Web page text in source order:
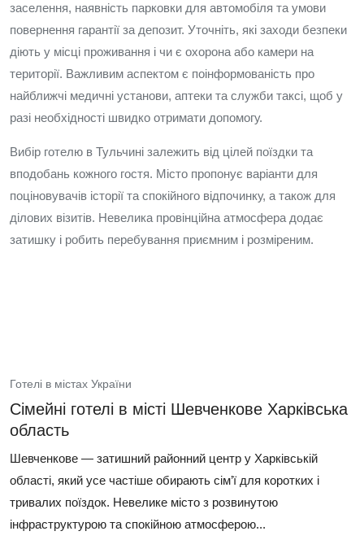
заселення, наявність парковки для автомобіля та умови
повернення гарантії за депозит. Уточніть, які заходи безпеки
діють у місці проживання і чи є охорона або камери на
території. Важливим аспектом є поінформованість про
найближчі медичні установи, аптеки та служби таксі, щоб у
разі необхідності швидко отримати допомогу.
Вибір готелю в Тульчині залежить від цілей поїздки та
вподобань кожного гостя. Місто пропонує варіанти для
поціновувачів історії та спокійного відпочинку, а також для
ділових візитів. Невелика провінційна атмосфера додає
затишку і робить перебування приємним і розміреним.
Готелі в містах України
Сімейні готелі в місті Шевченкове Харківська
область
Шевченкове — затишний районний центр у Харківській
області, який усе частіше обирають сім’ї для коротких і
тривалих поїздок. Невелике місто з розвинутою
інфраструктурою та спокійною атмосферою...